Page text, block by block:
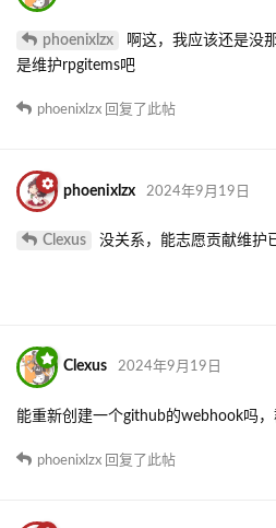
phoenixlzx
啊这，我应该还是没
是维护rpgitems吧
phoenixlzx 回复了此帖
phoenixlzx 2024年9月19日
Clexus 没关系，能志愿贡献维护
Clexus 2024年9月19日
能重新创建一个github的webhook吗
phoenixlzx 回复了此帖